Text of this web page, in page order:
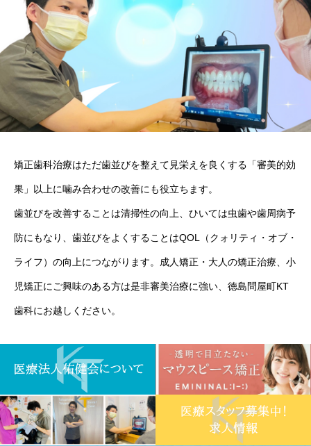
矯正歯科治療はただ歯並びを整えて見栄えを良くする「審美的効
果」以上に噛み合わせの改善にも役立ちます。
歯並びを改善することは清掃性の向上、ひいては虫歯や歯周病予
防にもなり、歯並びをよくすることはQOL（クォリティ・オブ・
ライフ）の向上につながります。成人矯正・大人の矯正治療、小
児矯正にご興味のある方は是非審美治療に強い、徳島問屋町KT
歯科にお越しください。